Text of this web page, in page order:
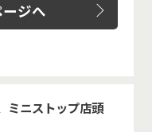
ジへ
ミニストップ店頭